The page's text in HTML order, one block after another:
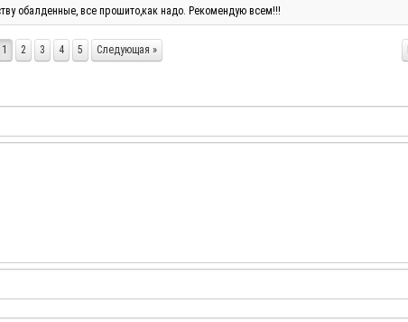
обалденные, все прошито,как надо. Рекомендую всем!!!
1 2 3 4 5 Следующая »